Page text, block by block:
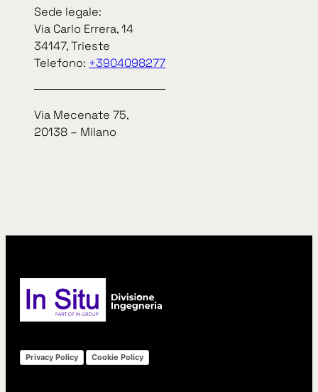
Sede legale:
Via Carlo Errera, 14
34147, Trieste
Telefono: +3904098277
Via Mecenate 75,
20138 – Milano
Privacy Policy Cookie Policy